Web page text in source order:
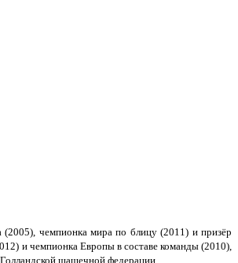
чемпионка мира по блицу (2011) и призёр
и чемпионка Европы в составе команды (2010),
шашечной федерации.